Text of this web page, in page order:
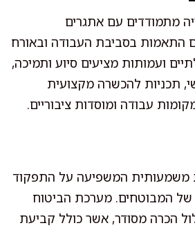
מתמודדים עם אתגרים
התאמות בסביבת העבודה ובאורח
ועמותות מציעים סיוע ותמיכה,
תכניות להכשרה מקצועית
עבודה ומוסדות ציבוריים.
משמעותית המשפיעה על התפקוד
של המבוטחים. מערכת הביטוח
הכרה מסודר, אשר כולל קביעת